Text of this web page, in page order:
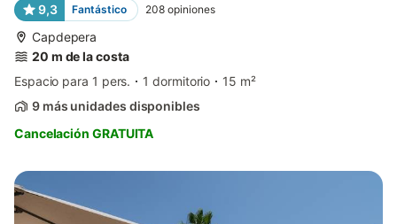
9,3 Fantástico 208 opiniones
Capdepera
20 m de la costa
Espacio para 1 pers.
1 dormitorio
15 m²
9 más unidades disponibles
Cancelación GRATUITA